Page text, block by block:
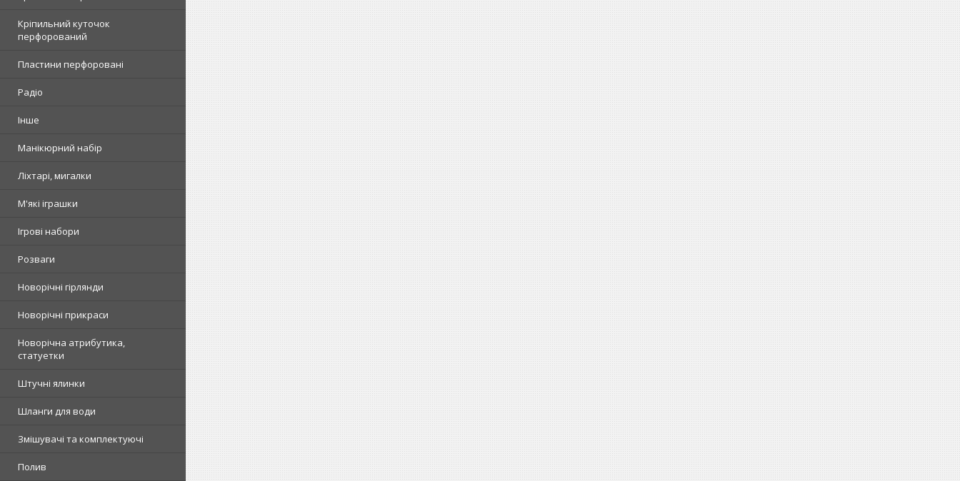
Кріпильний куточок
перфорований
Пластини перфоровані
Радіо
Інше
Манікюрний набір
Ліхтарі, мигалки
М'які іграшки
Ігрові набори
Розваги
Новорічні гірлянди
Новорічні прикраси
Новорічна атрибутика,
статуетки
Штучні ялинки
Шланги для води
Змішувачі та комплектуючі
Полив